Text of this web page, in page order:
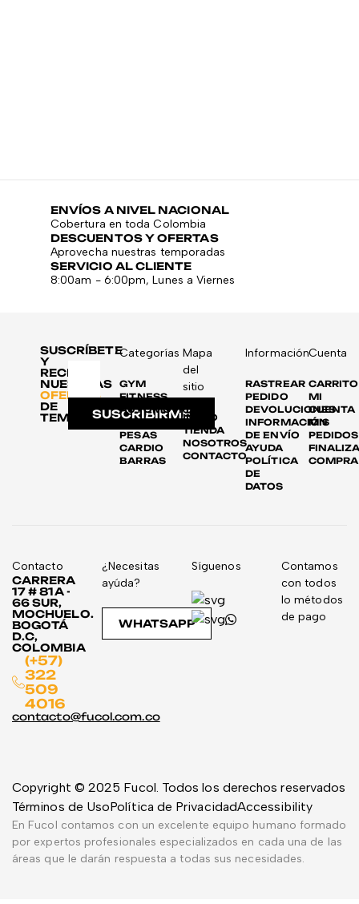
ENVÍOS A NIVEL NACIONAL
Cobertura en toda Colombia
DESCUENTOS Y OFERTAS
Aprovecha nuestras temporadas
SERVICIO AL CLIENTE
8:00am - 6:00pm, Lunes a Viernes
SUSCRÍBETE
Y
RECIBE
NUESTRAS
OFERTAS
DE
TEMPORADASUSCRIBIRME
Categorías
GYM
FITNESS
AUTOMOTRIZ
DISCOS
PESAS
CARDIO
BARRAS
Mapa
del
sitio
INICIO
TIENDA
NOSOTROS
CONTACTO
Información
RASTREAR
PEDIDO
DEVOLUCIONES
INFORMACIÓN
DE ENVÍO
AYUDA
POLÍTICA
DE
DATOS
Cuenta
CARRITO
MI
CUENTA
MIS
PEDIDOS
COMPRA
Contacto
CARRERA
17 # 81A -
66 SUR,
MOCHUELO.
BOGOTÁ
D.C,
COLOMBIA
(+57)
322
509
4016
contacto@fucol.com.co
¿Necesitas
ayúda?
WHATSAPP
Síguenos
Contamos
con todos
lo métodos
de pago
Copyright © 2025 Fucol. Todos los derechos reservados
Términos de UsoPolítica de PrivacidadAccessibility
En Fucol contamos con un excelente equipo humano formado
por expertos profesionales especializados en cada una de las
áreas que le darán respuesta a todas sus necesidades.